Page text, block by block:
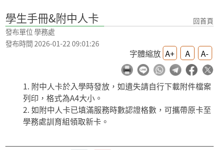
學生手冊&附中人卡
發布單位 學務處
發布時間 2026-01-22 09:01:26
回首頁
字體縮放 A+ A A-
附中人卡於入學時發放，如遺失請自行下載附件檔案
列印，格式為A4大小。
如附中人卡已填滿服務時數認證格數，可攜帶原卡至
學務處訓育組領取新卡。